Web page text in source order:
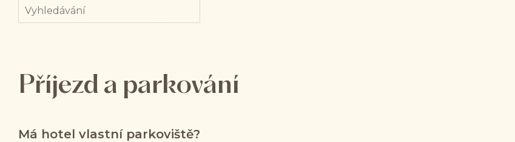
Příjezd a parkování
Má hotel vlastní parkoviště?